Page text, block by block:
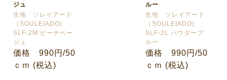
ジュ
生地 ソレイアード
（SOULEIADO)
SLF-2M ピーチベー
ジュ
価格 990円/50
ｃｍ (税込)
ルー
生地 ソレイアード
（SOULEIADO)
SLF-2L パウダーブ
ルー
価格 990円/50
ｃｍ (税込)